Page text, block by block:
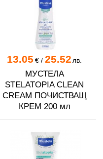
13.05 €/ 25.52 лв.
МУСТЕЛА
STELATOPIA CLEAN
CREAM ПОЧИСТВАЩ
КРЕМ 200 мл